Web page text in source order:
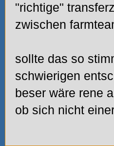
"richtige"
zwischen
sollte das so
schwierigen
beser wäre rene
ob sich nicht